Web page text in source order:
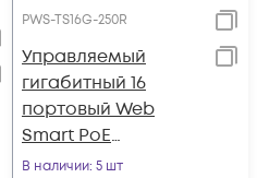
PWS-TS16G-250R
Управляемый
гигабитный 16
портовый Web
Smart PoE
коммутатор
В наличии: 5 шт